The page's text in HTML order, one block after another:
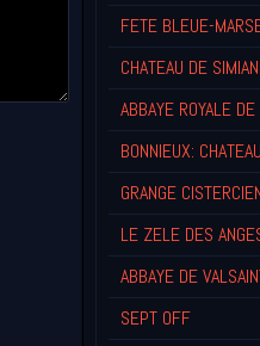
FETE BLEUE-
CHATEAU DE
ABBAYE ROYALE
BONNIEUX:
GRANGE
LE ZELE DES
ABBAYE DE
SEPT OFF